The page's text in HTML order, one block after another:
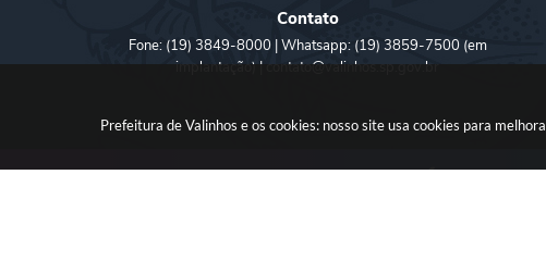
Prefeitura de Valinhos e os cookies: nosso site usa cookies para
Contato
Fone: (19) 3849-8000 | Whatsapp: (19) 3859-7500 (em
implantação) | contato@valinhos.sp.gov.br
Versão do